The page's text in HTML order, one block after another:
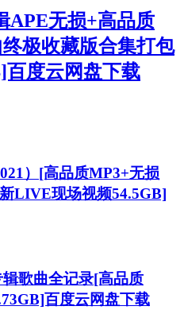
APE无损+高品质
极收藏版合集打包
百度云网盘下载
）[高品质MP3+无损
LIVE现场视频54.5GB]
歌曲全记录[高品质
百度云网盘下载